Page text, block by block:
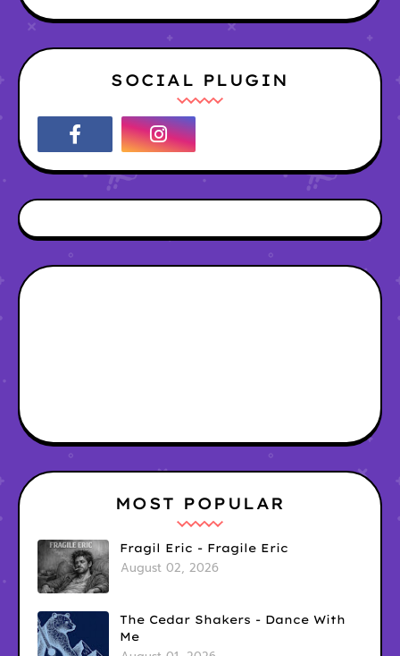
SOCIAL PLUGIN
MOST POPULAR
Fragil Eric - Fragile Eric
August 02, 2026
The Cedar Shakers - Dance With
Me